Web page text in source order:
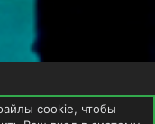
cookie, чтобы